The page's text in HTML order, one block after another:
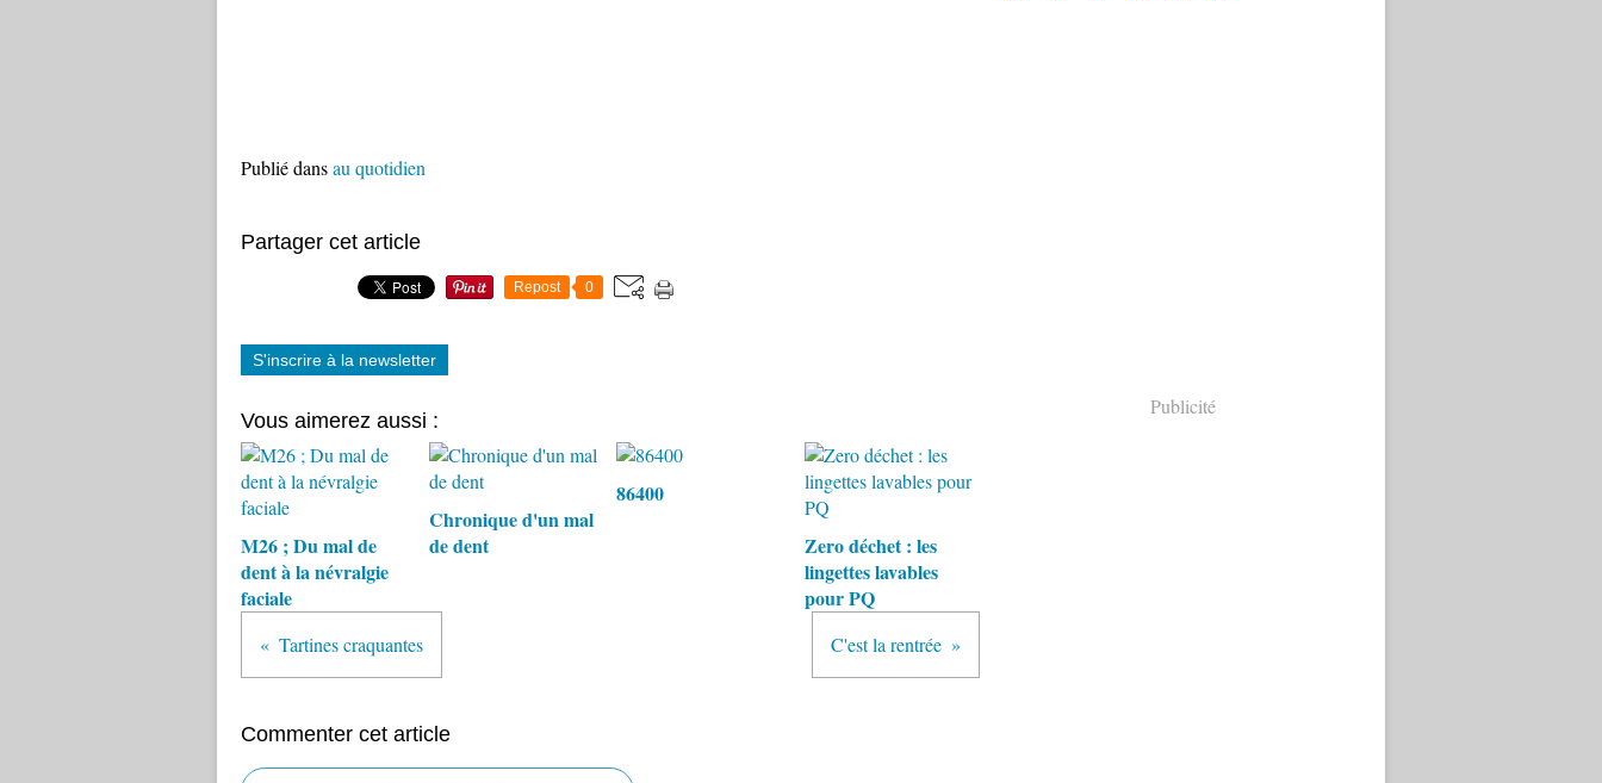
Publié dansau quotidien
Partager cet article
Repost 0
S'inscrire à la newsletter
Vous aimerez aussi :
M26 ; Du mal de
dent à la névralgie
faciale
Chronique d'un mal
de dent
86400
Zero déchet : les
lingettes lavables
pour PQ
Tartines craquantes C'est la rentrée
Commenter cet article
Publicité